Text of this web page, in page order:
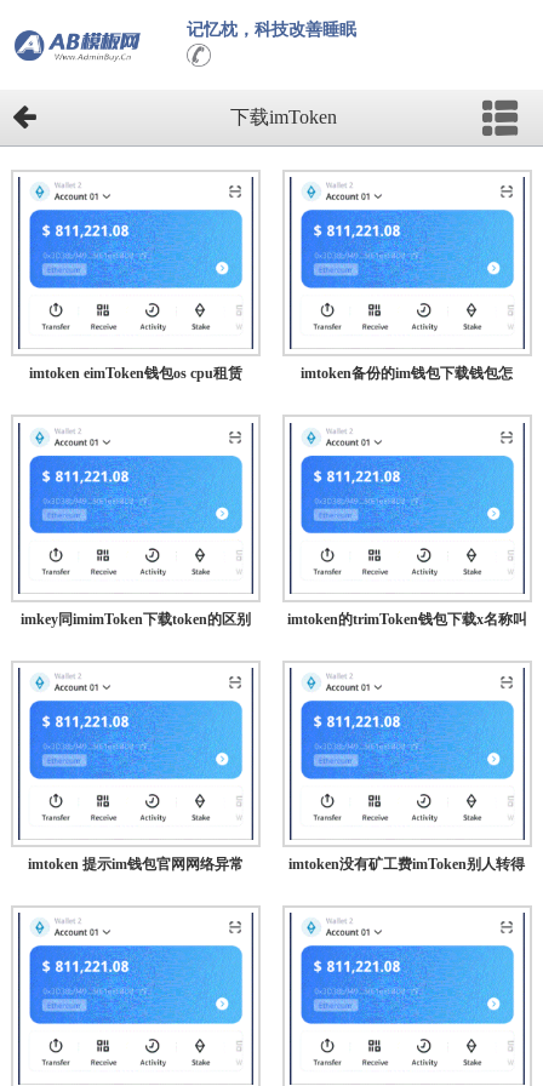
记忆枕，科技改善睡眠
下载imToken
imtoken eimToken钱包os cpu租赁 imtoken备份的im钱包下载钱包怎
imkey同imimToken下载token的区别 imtoken的trimToken钱包下载x名称叫
imtoken 提示im钱包官网网络异常 imtoken没有矿工费imToken别人转得